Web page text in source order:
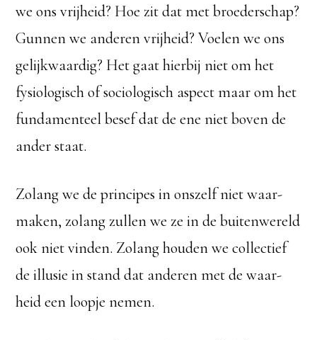
we ons vrijheid? Hoe zit dat met broederschap?
Gunnen we anderen vrijheid? Voelen we ons
gelijkwaardig? Het gaat hierbij niet om het
fysiologisch of sociologisch aspect maar om het
fundamenteel besef dat de ene niet boven de
ander staat.
Zolang we de principes in onszelf niet waar-
maken, zolang zullen we ze in de buitenwereld
ook niet vinden. Zolang houden we collectief
de illusie in stand dat anderen met de waar-
heid een loopje nemen.